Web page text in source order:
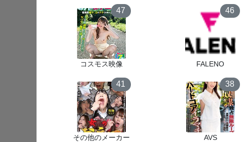
47
コスモス映像
46
FALENO
41
その他のメーカー
38
AVS